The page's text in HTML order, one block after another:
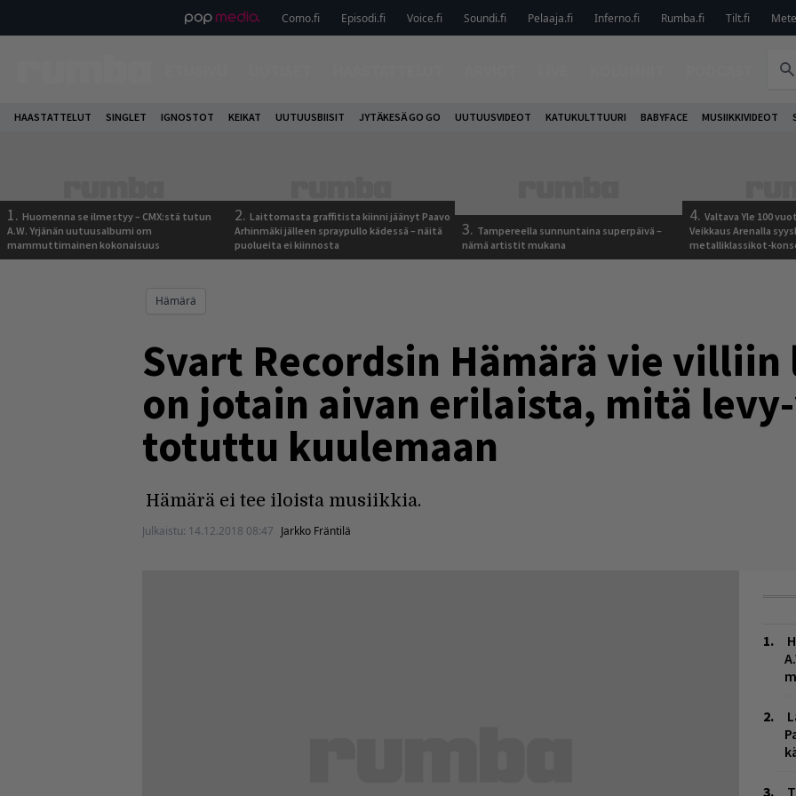
Como.fi Episodi.fi Voice.fi Soundi.fi Pelaaja.fi Inferno.fi Rumba.fi Tilt.fi
HAASTATTELUT SINGLET IGNOSTOT KEIKAT UUTUUSBIISIT JYTÄKESÄ GO GO UUTUUSVIDEOT KATUKULTTUURI BABYFACE MUSIIKKIVIDEOT
1. Huomenna se ilmestyy – CMX:stä tutun
A.W. Yrjänän uutuusalbumi om
mammuttimainen kokonaisuus
2. Laittomasta graffitista kiinni jäänyt Paavo
Arhinmäki jälleen spraypullo kädessä – näitä
puolueita ei kiinnosta
3. Tampereella sunnuntaina superpäivä –
nämä artistit mukana
4. Valtava Yle 100
Veikkaus Arenalla
metalliklassikot-
Hämärä
Svart Recordsin Hämärä vie villiin
on jotain aivan erilaista, mitä
totuttu kuulemaan
Hämärä ei tee iloista musiikkia.
Julkaistu: 14.12.2018 08:47 Jarkko Fräntilä